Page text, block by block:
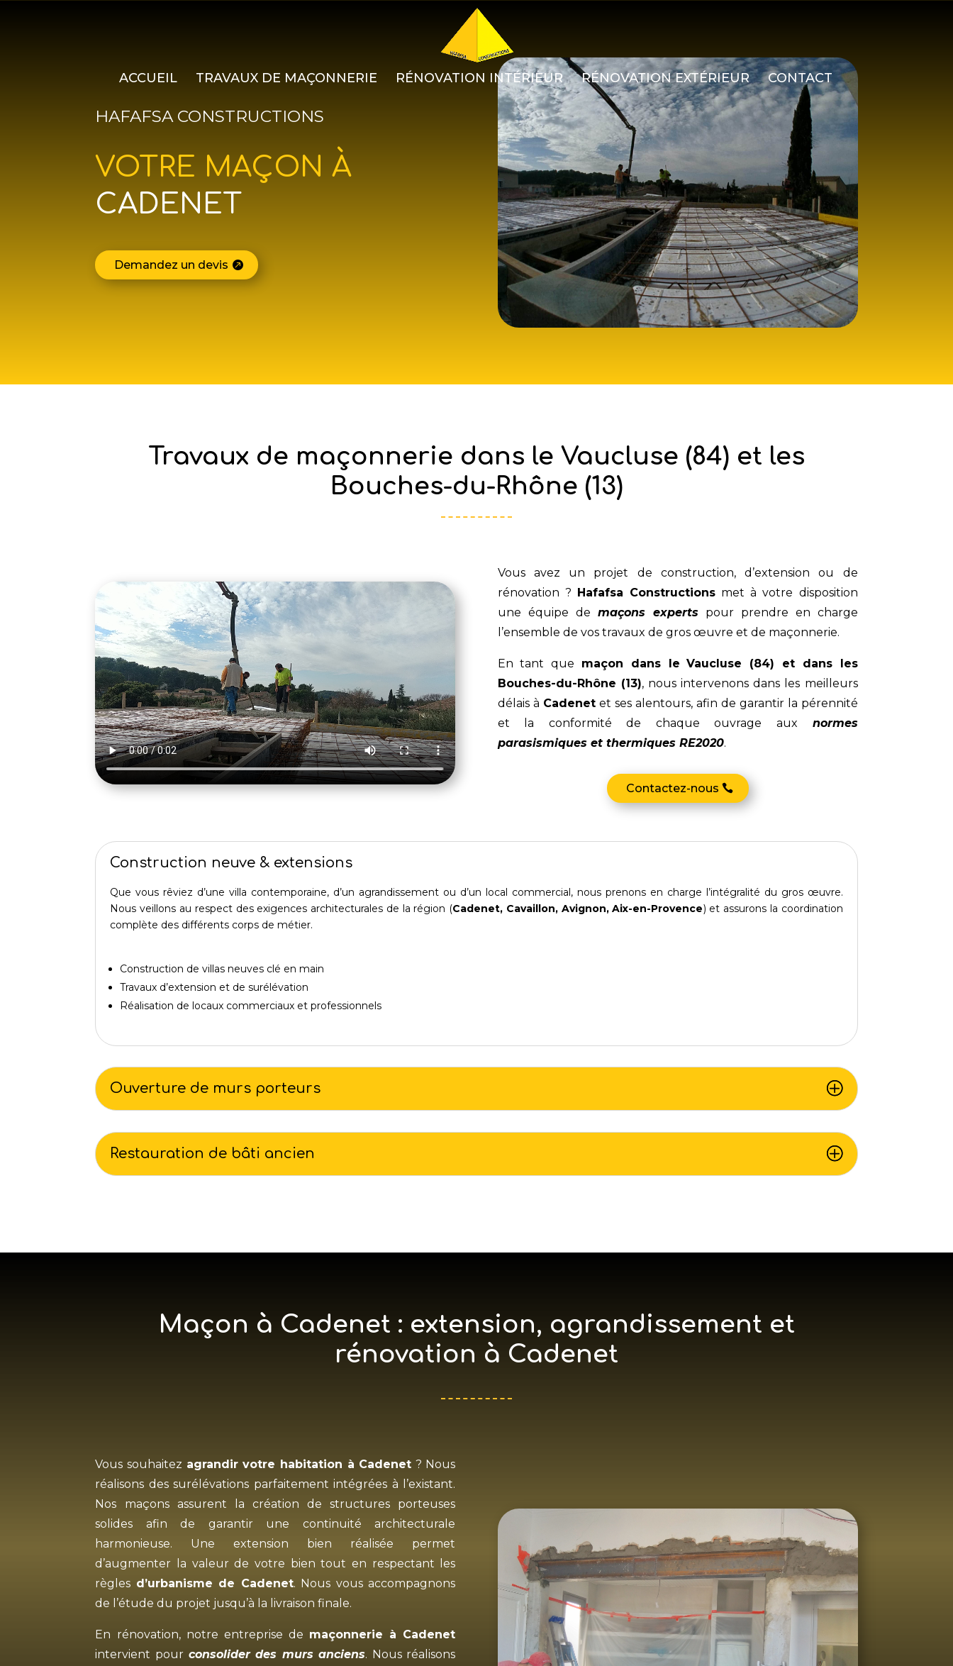
ACCUEIL TRAVAUX DE MAÇONNERIE RÉNOVATION INTÉRIEUR RÉNOVATION EXTÉRIEUR CONTACT
HAFAFSA CONSTRUCTIONS
VOTRE MAÇON À
CADENET
Demandez un devis
Travaux de maçonnerie dans le Vaucluse (84) et les
Bouches-du-Rhône (13)
Vous avez un projet de construction, d’extension ou de
rénovation ? Hafafsa Constructions met à votre disposition
une équipe de maçons experts pour prendre en charge
l’ensemble de vos travaux de gros œuvre et de maçonnerie.
En tant que maçon dans le Vaucluse (84) et dans les
Bouches-du-Rhône (13), nous intervenons dans les meilleurs
délais à Cadenetet ses alentours, afin de garantir la pérennité
et la conformité de chaque ouvrage aux normes
parasismiques et thermiques RE2020.
Contactez-nous
Construction neuve & extensions
Que vous rêviez d’une villa contemporaine, d’un agrandissement ou d’un local commercial, nous prenons en charge l’intégralité du gros œuvre.
Nous veillons au respect des exigences architecturales de la région (Cadenet, Cavaillon, Avignon, Aix-en-Provence) et assurons la coordination
complète des différents corps de métier.
Construction de villas neuves clé en main
Travaux d’extension et de surélévation
Réalisation de locaux commerciaux et professionnels
Ouverture de murs porteurs
Restauration de bâti ancien
Maçon à Cadenet : extension, agrandissement et
rénovation à Cadenet
Vous souhaitez agrandir votre habitation à Cadenet ? Nous
réalisons des surélévations parfaitement intégrées à l’existant.
Nos maçons assurent la création de structures porteuses
solides afin de garantir une continuité architecturale
harmonieuse. Une extension bien réalisée permet
d’augmenter la valeur de votre bien tout en respectant les
règles d’urbanisme de Cadenet. Nous vous accompagnons
de l’étude du projet jusqu’à la livraison finale.
En rénovation, notre entreprise de maçonnerie à Cadenet
intervient pour consolider des murs anciens. Nous réalisons